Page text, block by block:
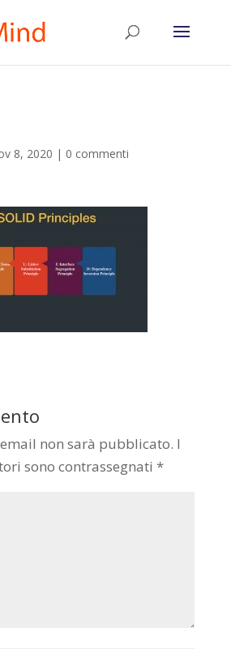
8, 2020 | 0 commenti
non sarà pubblicato. I
sono contrassegnati *